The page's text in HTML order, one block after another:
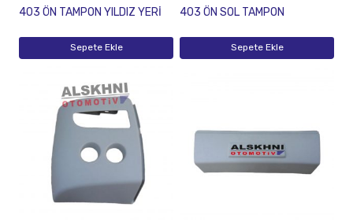
403 ÖN TAMPON YILDIZ YERİ
Sepete Ekle
403 ÖN SOL TAMPON
Sepete Ekle